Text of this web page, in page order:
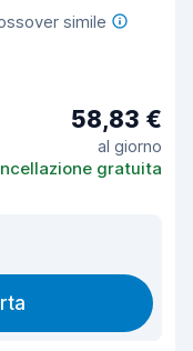
simile
58,83 €
al giorno
gratuita